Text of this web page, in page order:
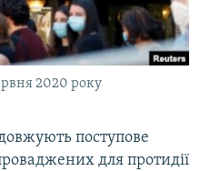
2020 року
поступове
для протидії